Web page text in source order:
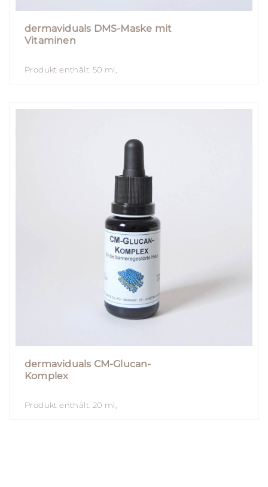
dermaviduals DMS-Maske mit
Vitaminen
Produkt enthält: 50 ml
dermaviduals CM-Glucan-
Komplex
Produkt enthält: 20 ml